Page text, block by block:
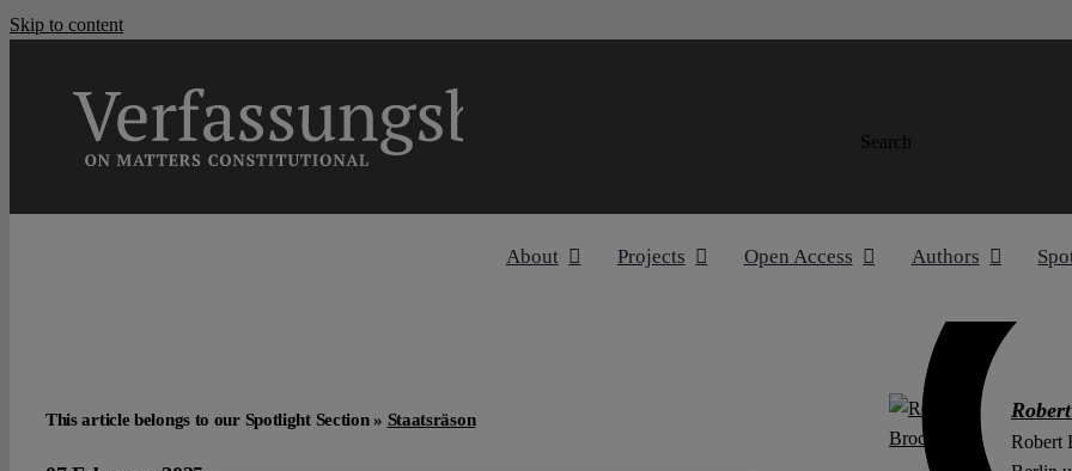
Skip to content
Search
About Projects Open Access Authors
This article belongs to our Spotlight Section » Staatsräson
Robert